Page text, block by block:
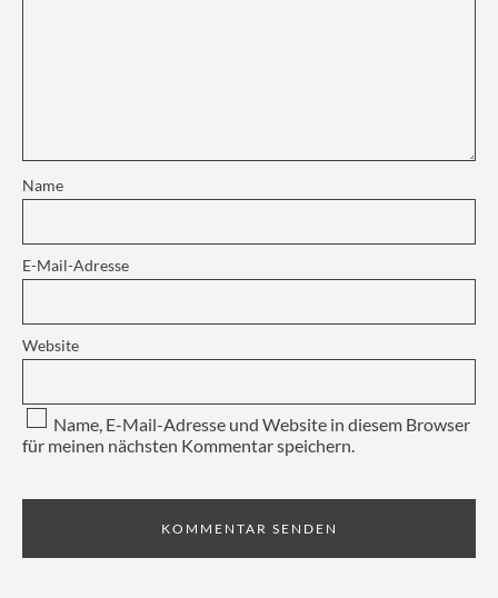
Name
E-Mail-Adresse
Website
Name, E-Mail-Adresse und Website in diesem Browser
für meinen nächsten Kommentar speichern.